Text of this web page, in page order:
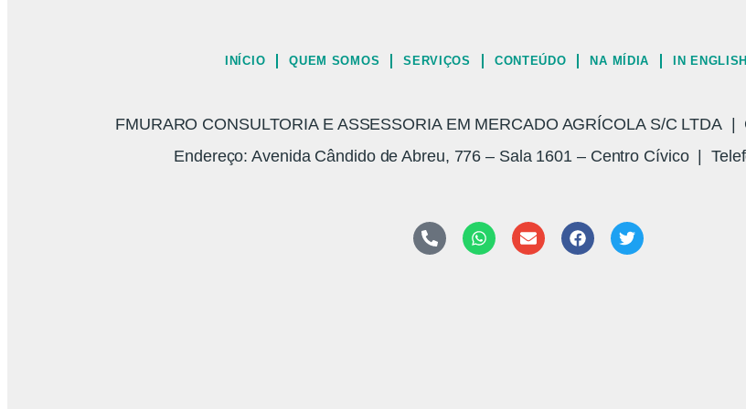
INÍCIO QUEM SOMOS SERVIÇOS CONTEÚDO NA MÍDIA IN ENGLISH
FMURARO CONSULTORIA E ASSESSORIA EM MERCADO AGRÍCOLA S/C LTDA
Endereço: Avenida Cândido de Abreu, 776 – Sala 1601 – Centro Cívico |